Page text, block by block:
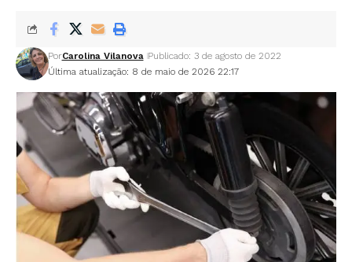
Última atualização: 8 de maio de 2026 22:17
PorCarolina Vilanova Publicado: 3 de agosto de 2022